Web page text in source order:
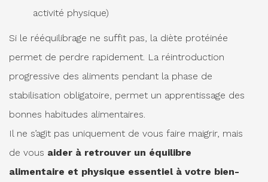
activité physique)
Si le rééquilibrage ne suffit pas, la diète protéinée
permet de perdre rapidement. La réintroduction
progressive des aliments pendant la phase de
stabilisation obligatoire, permet un apprentissage des
bonnes habitudes alimentaires.
Il ne s’agit pas uniquement de vous faire maigrir, mais
de vous aider à retrouver un équilibre
alimentaire et physique essentiel à votre bien-